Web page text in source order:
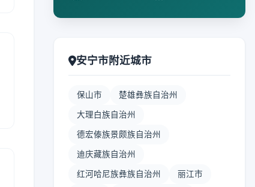
安宁市附近城市
保山市 楚雄彝族自治州
大理白族自治州
德宏傣族景颇族自治州
迪庆藏族自治州
红河哈尼族彝族自治州 丽江市